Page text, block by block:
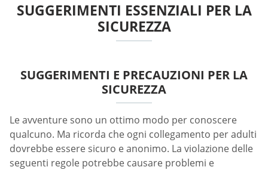
SUGGERIMENTI ESSENZIALI PER LA
SICUREZZA
SUGGERIMENTI E PRECAUZIONI PER LA
SICUREZZA
Le avventure sono un ottimo modo per conoscere
qualcuno. Ma ricorda che ogni collegamento per adulti
dovrebbe essere sicuro e anonimo. La violazione delle
seguenti regole potrebbe causare problemi e